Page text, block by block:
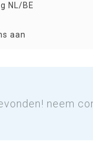
NL/BE
aan
neem